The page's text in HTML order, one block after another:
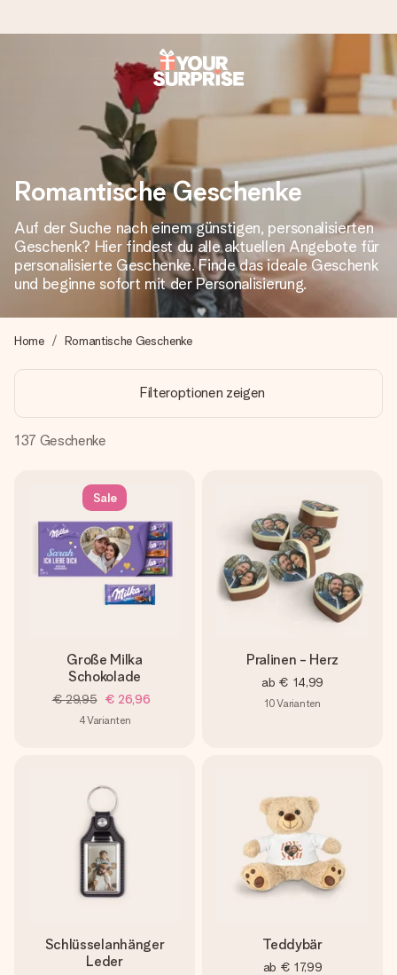
Heute bestellt, in 1 Werktag verschickt
Wir bereiten dein Geschenk sorgfältig vor und schicken es
blitzschnell – damit du es genau zum richtigen Zeitpunkt
überreichen kannst, wenn es am meisten zählt.
4,8 (basierend auf +15.000 Bewertungen)
Unsere Geschenke begeistern. Kunden bewerten uns mit
4,8 bei Google Reviews (Gesamtergebnis aller Länder, in
die wir versenden).
Mit Liebe gemacht, im Handumdrehen
Erstelle etwas Einzigartiges in wenigen Schritten – mit
ihrem Namen, deinem Foto oder einer Nachricht von
Herzen. Kein Stress, nur pure Liebe für den perfekten
Romantische Geschenke
Auf der Suche nach einem günstigen, personalisierten
Geschenk? Hier findest du alle aktuellen Angebote für
personalisierte Geschenke. Finde das ideale Geschenk
und beginne sofort mit der Personalisierung.
Home Romantische Geschenke
Filteroptionen zeigen
137 Geschenke
Sale
Große Milka
Schokolade
€ 29,95 € 26,96
4Varianten
Pralinen - Herz
ab € 14,99
10Varianten
Schlüsselanhänger
Leder
Teddybär
ab € 17,99